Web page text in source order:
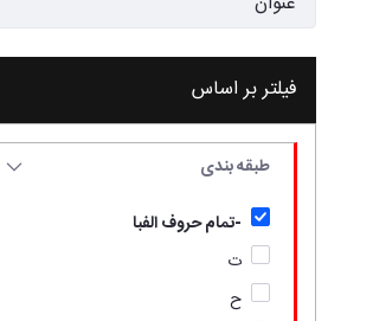
فیلتر بر اساس
طبقه بندی
-تمام حروف الفبا
ت
ح